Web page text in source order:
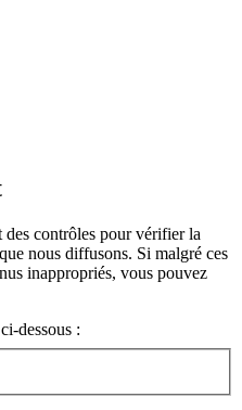
des contrôles pour vérifier la
nous diffusons. Si malgré ces
inappropriés, vous pouvez
dessous :